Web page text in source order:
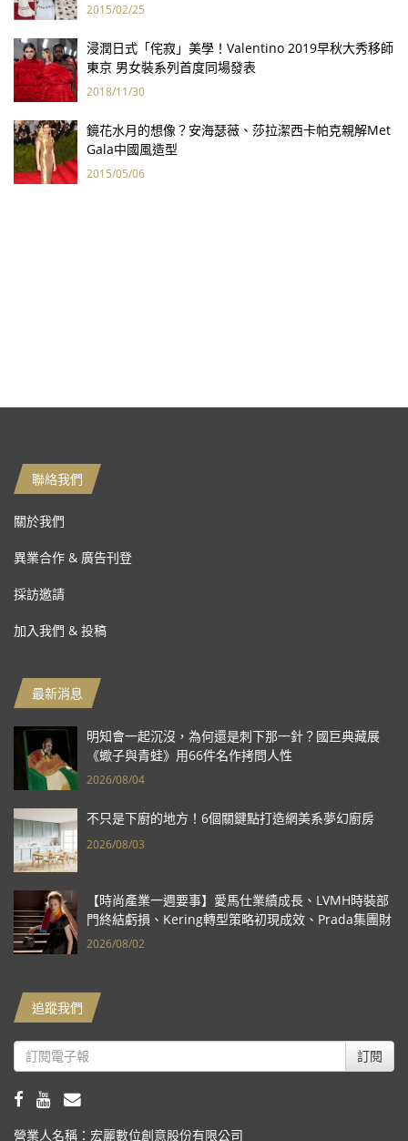
2015/02/25
浸潤日式「侘寂」美學！Valentino 2019早秋大秀移師
東京 男女裝系列首度同場發表
2018/11/30
鏡花水月的想像？安海瑟薇、莎拉潔西卡帕克親解Met
Gala中國風造型
2015/05/06
聯絡我們
關於我們
異業合作 & 廣告刊登
採訪邀請
加入我們 & 投稿
最新消息
明知會一起沉沒，為何還是刺下那一針？國巨典藏展
《蠍子與青蛙》用66件名作拷問人性
2026/08/04
不只是下廚的地方！6個關鍵點打造網美系夢幻廚房
2026/08/03
【時尚產業一週要事】愛馬仕業績成長、LVMH時裝部
門終結虧損、Kering轉型策略初現成效、Prada集團財
報亮眼
2026/08/02
追蹤我們
訂閱
營業人名稱：宏麗數位創意股份有限公司